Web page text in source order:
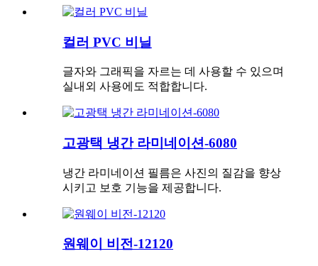
컬러 PVC 비닐
글자와 그래픽을 자르는 데 사용할 수 있으며
실내외 사용에도 적합합니다.
고광택 냉간 라미네이션-6080
냉간 라미네이션 필름은 사진의 질감을 향상
시키고 보호 기능을 제공합니다.
원웨이 비전-12120